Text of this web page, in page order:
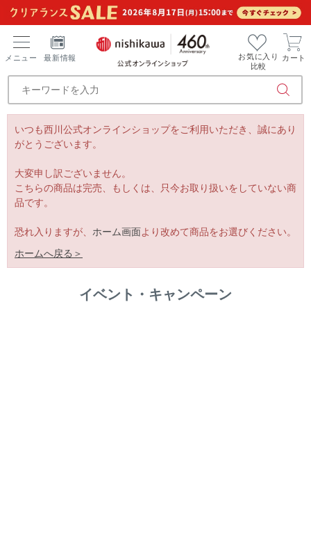
メニュー 最新情報
お気に入り
比較
カート
いつも西川公式オンラインショップをご利用いただき、誠にあり
がとうございます。
大変申し訳ございません。
こちらの商品は完売、もしくは、只今お取り扱いをしていない商
品です。
恐れ入りますが、 ホーム画面より改めて商品をお選びください。
ホームへ戻る＞
イベント・キャンペーン